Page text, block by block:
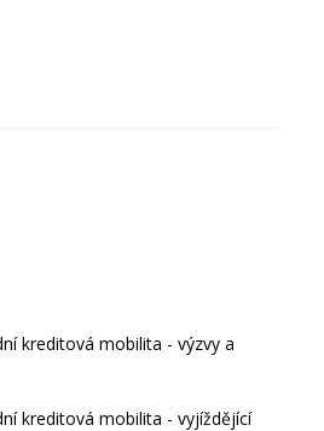
kreditová mobilita - výzvy a
kreditová mobilita - vyjíždějící